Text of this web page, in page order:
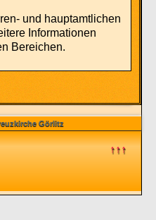
Görlitz
↑↑↑
und hauptamtlichen
Informationen
Bereichen.